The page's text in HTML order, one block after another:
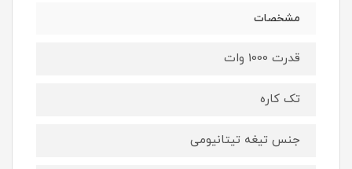
مشخصات
قدرت 1000 وات
تک کاره
جنس تیغه تیتانیومی